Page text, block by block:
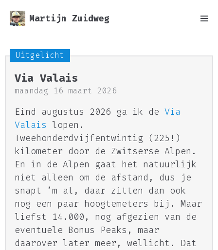
Martijn Zuidweg
Uitgelicht
Via Valais
maandag 16 maart 2026
Eind augustus 2026 ga ik de Via
Valais lopen.
Tweehonderdvijfentwintig (225!)
kilometer door de Zwitserse Alpen.
En in de Alpen gaat het natuurlijk
niet alleen om de afstand, dus je
snapt ’m al, daar zitten dan ook
nog een paar hoogtemeters bij. Maar
liefst 14.000, nog afgezien van de
eventuele Bonus Peaks , maar
daarover later meer, wellicht. Dat